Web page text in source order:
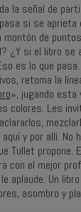
la señal de
si se
montón de
¿Y si el libro
es lo que
retoma la
», jugando esta
colores. Les
y por allí.
Tullet propone.
con el mejor
aplaude. Un
asombro y